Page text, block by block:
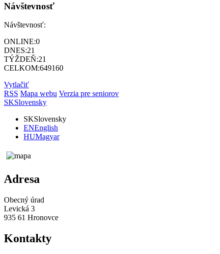
Návštevnosť
Návštevnosť:
ONLINE:0
DNES:21
TÝŽDEŇ:21
CELKOM:649160
Vytlačiť
RSS Mapa webu Verzia pre seniorov
SKSlovensky
SKSlovensky
ENEnglish
HUMagyar
Adresa
Obecný úrad
Levická 3
935 61 Hronovce
Kontakty